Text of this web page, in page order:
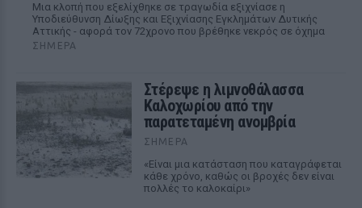
Μια κλοπή που εξελίχθηκε σε τραγωδία εξιχνίασε η
Υποδιεύθυνση Δίωξης και Εξιχνίασης Εγκλημάτων Δυτικής
Αττικής - αφορά τον 72χρονο που βρέθηκε νεκρός σε όχημα
ΣΉΜΕΡΑ
Στέρεψε η λιμνοθάλασσα
Καλοχωρίου από την
παρατεταμένη ανομβρία
ΣΉΜΕΡΑ
«Είναι μια κατάσταση που καταγράφεται
κάθε χρόνο, καθώς οι βροχές δεν είναι
πολλές το καλοκαίρι»